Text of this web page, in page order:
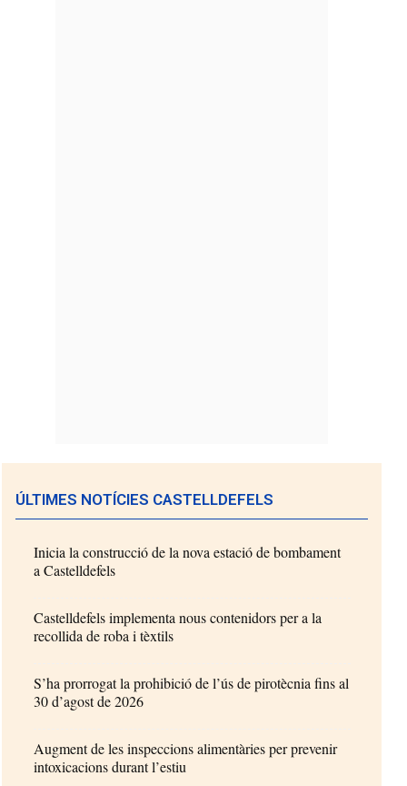
ÚLTIMES NOTÍCIES CASTELLDEFELS
Inicia la construcció de la nova estació de bombament
a Castelldefels
Castelldefels implementa nous contenidors per a la
recollida de roba i tèxtils
S’ha prorrogat la prohibició de l’ús de pirotècnia fins al
30 d’agost de 2026
Augment de les inspeccions alimentàries per prevenir
intoxicacions durant l’estiu